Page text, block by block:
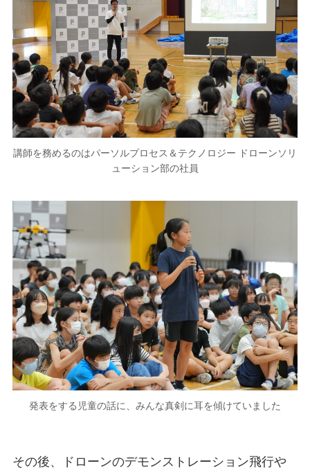
講師を務めるのはパーソルプロセス＆テクノロジー ドローンソリ
ューション部の社員
発表をする児童の話に、みんな真剣に耳を傾けていました
その後、ドローンのデモンストレーション飛行や